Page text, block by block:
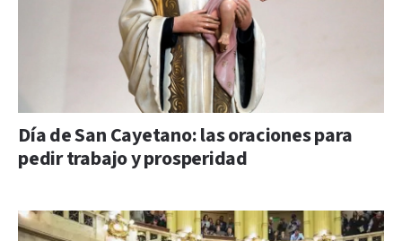
Día de San Cayetano: las oraciones para
pedir trabajo y prosperidad